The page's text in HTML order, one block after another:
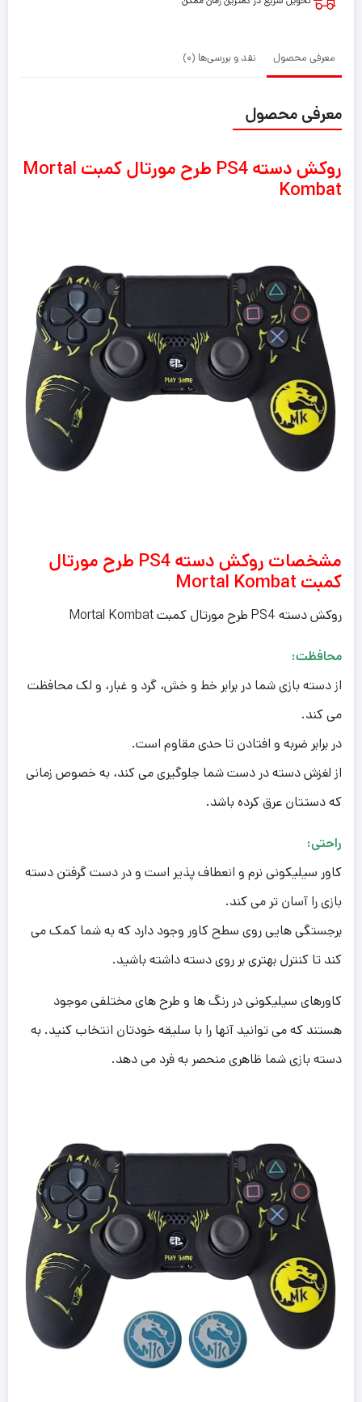
معرفی محصول نقد و بررسی‌ها (0)
معرفی محصول
روکش دسته PS4 طرح مورتال کمبت Mortal
Kombat
مشخصات روکش دسته PS4 طرح مورتال
کمبت Mortal Kombat
روکش دسته PS4 طرح مورتال کمبت Mortal Kombat
محافظت:
از دسته بازی شما در برابر خط و خش، گرد و غبار، و لک محافظت
می کند.
در برابر ضربه و افتادن تا حدی مقاوم است.
از لغزش دسته در دست شما جلوگیری می کند، به خصوص زمانی
که دستتان عرق کرده باشد.
راحتی:
کاور سیلیکونی نرم و انعطاف پذیر است و در دست گرفتن دسته
بازی را آسان تر می کند.
برجستگی هایی روی سطح کاور وجود دارد که به شما کمک می
کند تا کنترل بهتری بر روی دسته داشته باشید.
کاورهای سیلیکونی در رنگ ها و طرح های مختلفی موجود
هستند که می توانید آنها را با سلیقه خودتان انتخاب کنید. به
دسته بازی شما ظاهری منحصر به فرد می دهد.